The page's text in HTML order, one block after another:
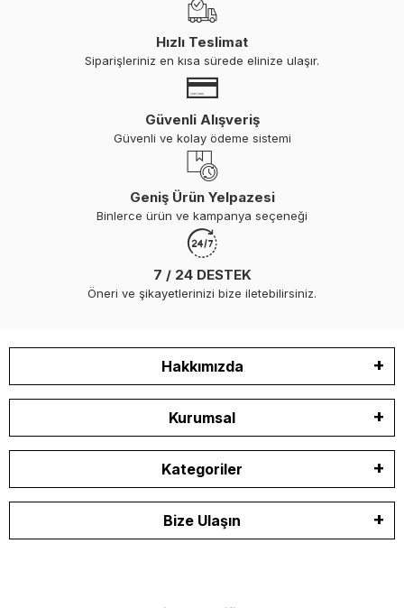
Hızlı Teslimat
Siparişleriniz en kısa sürede elinize ulaşır.
Güvenli Alışveriş
Güvenli ve kolay ödeme sistemi
Geniş Ürün Yelpazesi
Binlerce ürün ve kampanya seçeneği
7 / 24 DESTEK
Öneri ve şikayetlerinizi bize iletebilirsiniz.
Hakkımızda
Kurumsal
Kategoriler
Bize Ulaşın